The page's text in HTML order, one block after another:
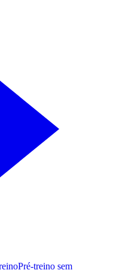
Pré‑treino sem